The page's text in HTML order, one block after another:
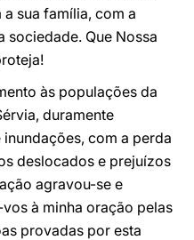
sua família, com a
sociedade. Que Nossa
às populações da
duramente
com a perda
deslocados e prejuízos
agravou-se e
à minha oração pelas
provadas por esta